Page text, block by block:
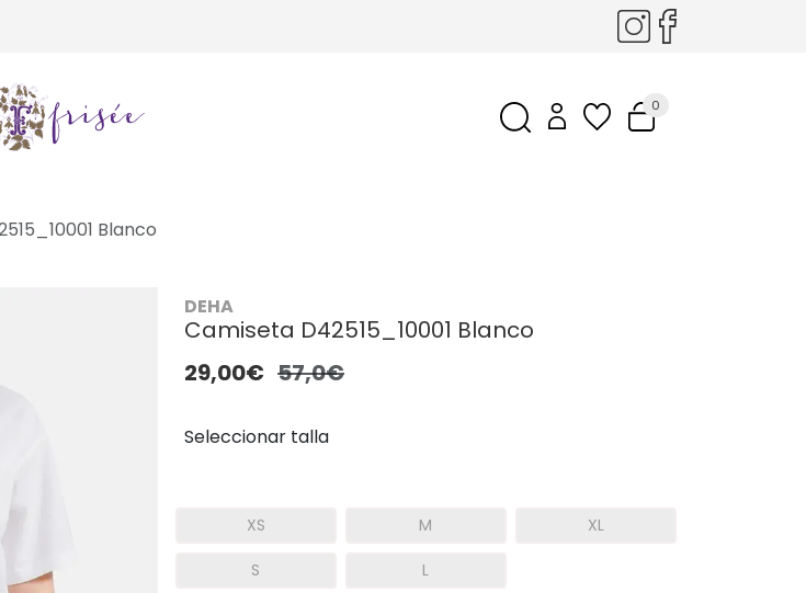
0
Blanco
DEHA
Camiseta D42515_10001 Blanco
29,00€ 57,0€
Seleccionar talla
XS M XL
S L